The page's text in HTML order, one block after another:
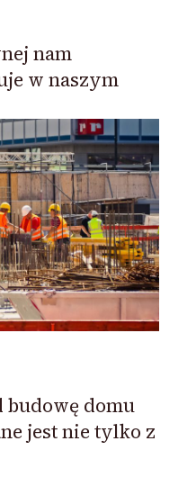
nam
w naszym
budowę domu
jest nie tylko z